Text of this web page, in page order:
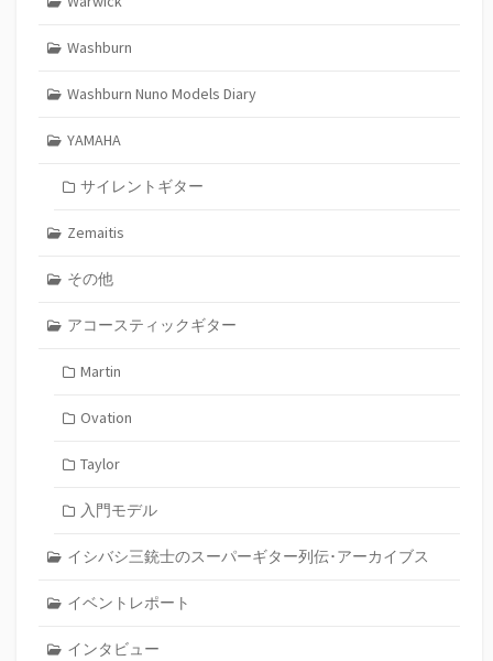
Washburn
Washburn Nuno Models Diary
YAMAHA
サイレントギター
Zemaitis
その他
アコースティックギター
Martin
Ovation
Taylor
入門モデル
イシバシ三銃士のスーパーギター列伝･アーカイブス
イベントレポート
インタビュー